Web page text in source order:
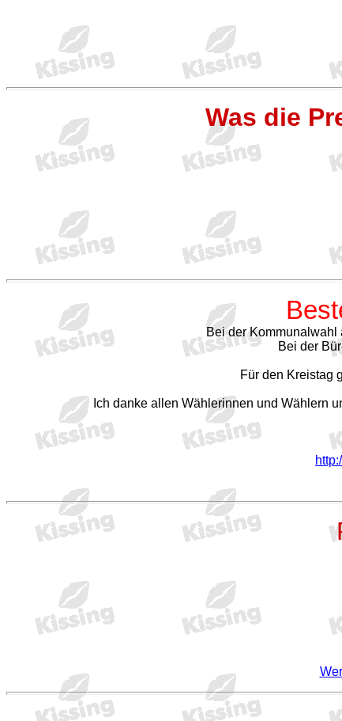
Was die
Bei der Kommunalwahl
Bei der
Für den Kreistag
Ich danke allen Wählerinnen und Wählern